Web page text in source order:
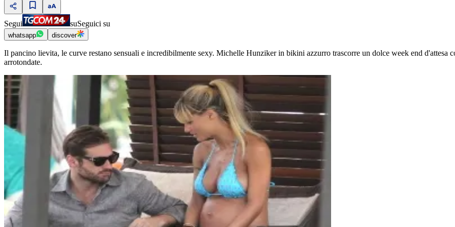
Segui suSeguici su
whatsapp discover
Il pancino lievita, le curve restano sensuali e incredibilmente sexy. Michelle Hunziker in bikini azzurro trascorre un dolce week end d'attesa
arrotondate.